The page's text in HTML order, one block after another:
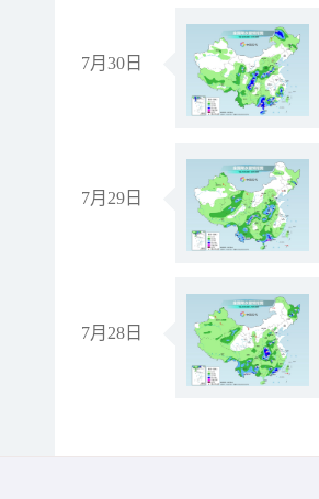
7月30日
7月29日
7月28日